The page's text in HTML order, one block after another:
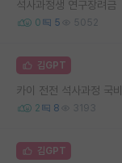
석사과정생 연구장려금
0 5 5052
김GPT
카이 전전 석사과정 국
2 8 3193
김GPT